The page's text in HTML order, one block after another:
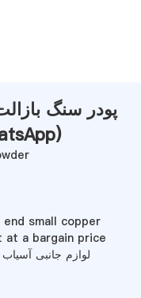
)
small copper
at a bargain price
لوازم جانبی